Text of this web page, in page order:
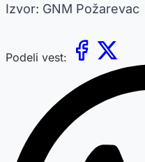
Izvor: GNM Požarevac
Podeli vest: